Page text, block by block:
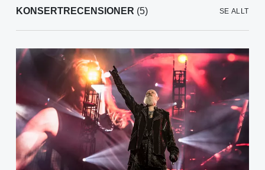
KONSERTRECENSIONER (5) SE ALLT